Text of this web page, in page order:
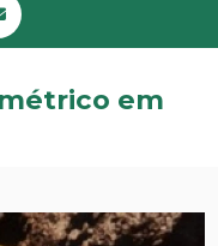
empresa
em